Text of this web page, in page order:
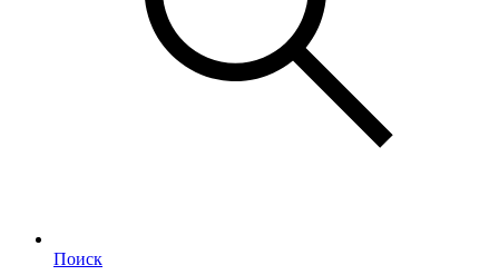
Поиск